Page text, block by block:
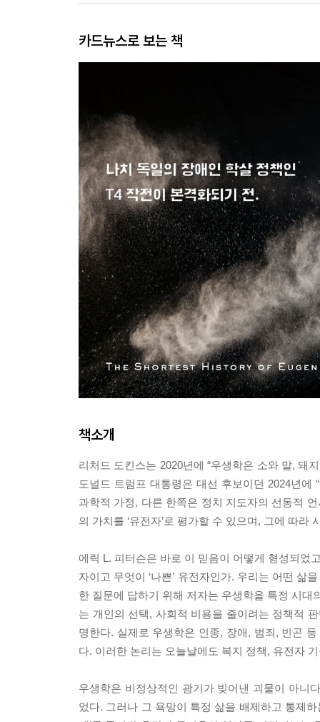
카드뉴스로 보는 책
책소개
리처드 도킨스는 2020년에 “우생학은 소와 말, 돼
도널드 트럼프 대통령은 대선 후보이던 2024년에
과학적 가정, 다른 한쪽은 정치 지도자의 선동적
의 가치를 ‘유전자’로 평가할 수 있으며, 그에 따라
에릭 L. 피터슨은 바로 이 믿음이 어떻게 형성되었
자이고 무엇이 ‘나쁜’ 유전자인가. 우리는 어떤 삶
한 질문에 답하기 위해 저자는 우생학을 특정 시
는 개인의 선택, 사회적 비용을 줄이려는 정책적
명한다. 실제로 우생학은 인종, 장애, 범죄, 빈곤
다. 이러한 논리는 오늘날에도 복지 정책, 유전자
우생학은 비정상적인 광기가 빚어낸 괴물이 아니
었다. 그러나 그 욕망이 특정 삶을 배제하고 통제